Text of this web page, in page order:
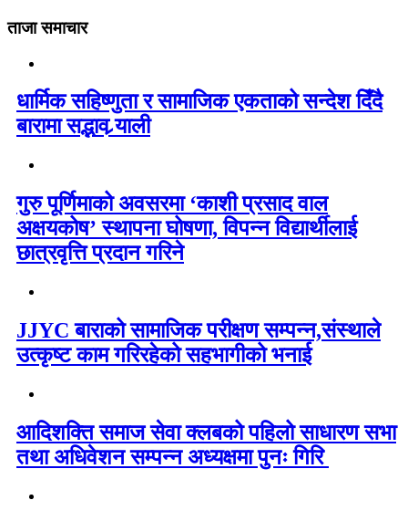
ताजा समाचार
धार्मिक सहिष्णुता र सामाजिक एकताको सन्देश दिँदै
बारामा सद्भाव र्‍याली
गुरु पूर्णिमाको अवसरमा ‘काशी प्रसाद वाल
अक्षयकोष’ स्थापना घोषणा, विपन्न विद्यार्थीलाई
छात्रवृत्ति प्रदान गरिने
JJYC बाराको सामाजिक परीक्षण सम्पन्न,संस्थाले
उत्कृष्ट काम गरिरहेको सहभागीको भनाई
आदिशक्ति समाज सेवा क्लबको पहिलो साधारण सभा
तथा अधिवेशन सम्पन्न अध्यक्षमा पुनः गिरि